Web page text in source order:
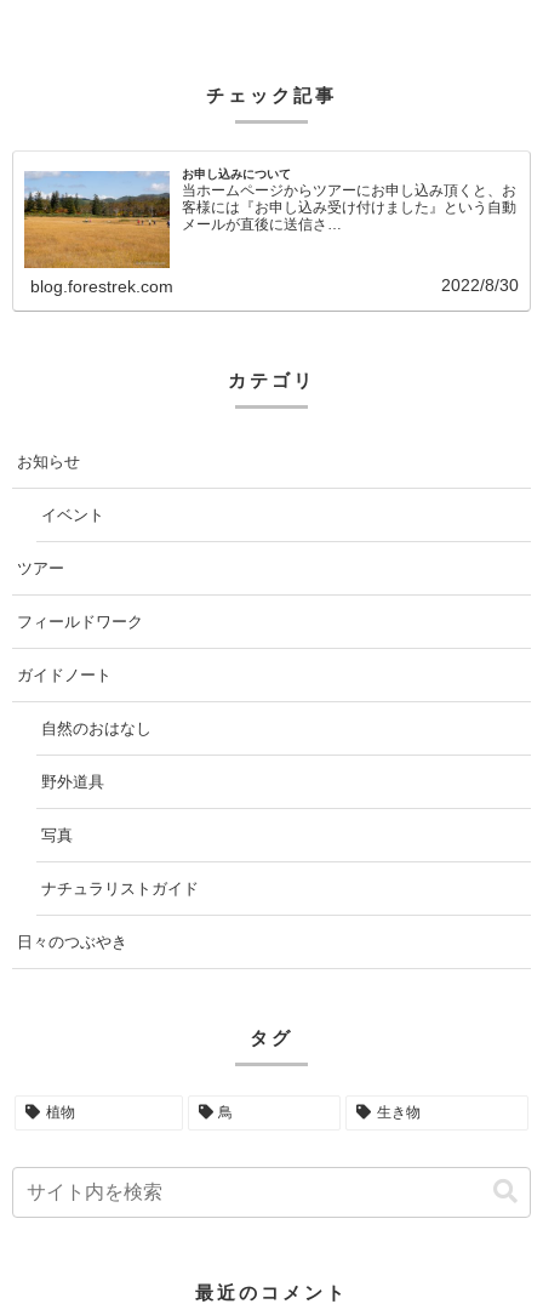
チェック記事
お申し込みについて
当ホームページからツアーにお申し込み頂くと、お
客様には『お申し込み受け付けました』という自動
メールが直後に送信さ…
blog.forestrek.com 2022/8/30
カテゴリ
お知らせ
イベント
ツアー
フィールドワーク
ガイドノート
自然のおはなし
野外道具
写真
ナチュラリストガイド
日々のつぶやき
タグ
植物 鳥 生き物
最近のコメント